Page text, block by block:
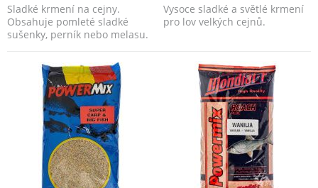
Sladké krmení na cejny.
Obsahuje pomleté sladké
sušenky, perník nebo melasu.
Vysoce sladké a světlé krmení
pro lov velkých cejnů.